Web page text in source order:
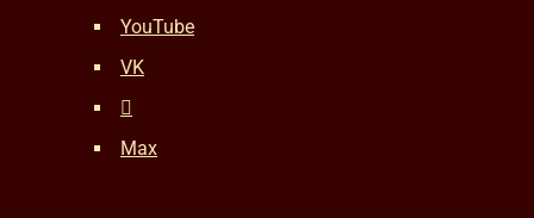
YouTube
VK
Max